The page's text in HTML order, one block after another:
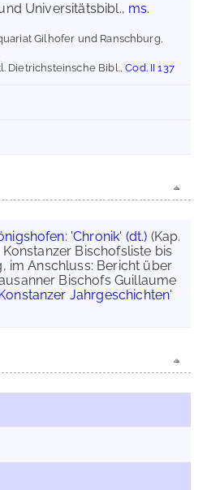
Universitätsbibl., ms.
Gilhofer und Ranschburg,
Dietrichsteinsche Bibl.,Cod. II 137
: 'Chronik' (dt.) (Kap.
Bischofsliste bis
im Anschluss: Bericht über
Bischofs Guillaume
Jahrgeschichten'